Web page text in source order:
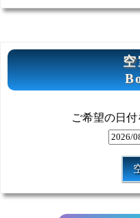
ご希望の日